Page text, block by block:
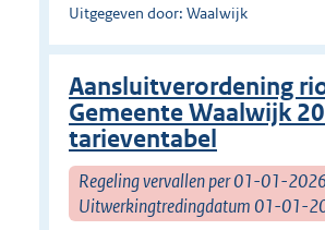
Uitgegeven door: Waalwijk
Aansluitverordening
Gemeente Waalwijk
tarieventabel
Regeling vervallen per 01-01-
Uitwerkingtredingdatum 01-01-